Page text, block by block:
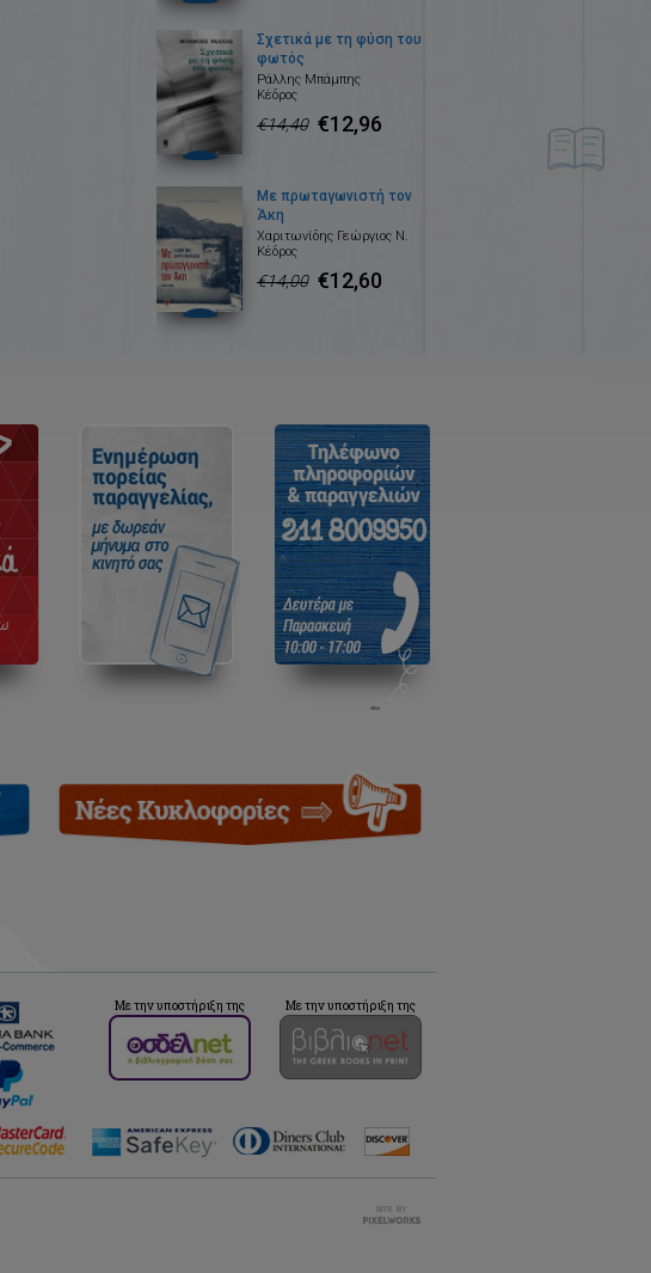
Σχετικά με τη φύση του
φωτός
Ράλλης Μπάμπης
Κέδρος
€14,40 €12,96
Με πρωταγωνιστή τον
Άκη
Χαριτωνίδης Γεώργιος Ν.
Κέδρος
€14,00 €12,60
Με την υποστήριξη της Με την υποστήριξη της